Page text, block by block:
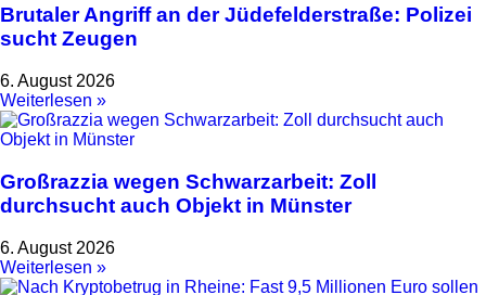
Brutaler Angriff an der Jüdefelderstraße: Polizei
sucht Zeugen
6. August 2026
Weiterlesen »
Großrazzia wegen Schwarzarbeit: Zoll
durchsucht auch Objekt in Münster
6. August 2026
Weiterlesen »